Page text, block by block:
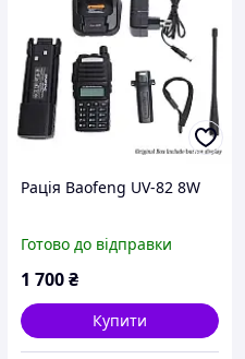
Рація Baofeng UV-82 8W
Готово до відправки
1 700₴
Купити